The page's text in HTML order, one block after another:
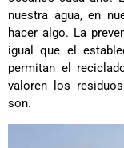
nuestra agua, en
hacer algo. La
igual que el
permitan el
valoren los
son.